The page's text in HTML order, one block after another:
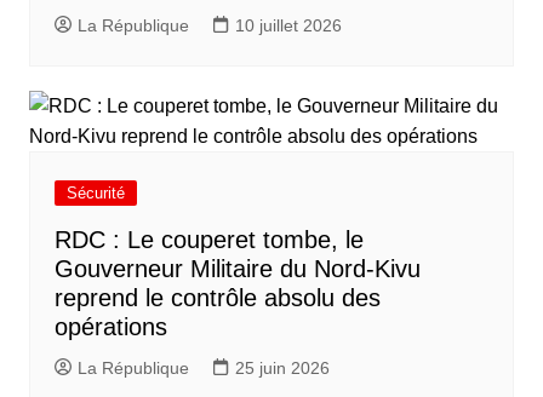
La République 10 juillet 2026
Sécurité
RDC : Le couperet tombe, le
Gouverneur Militaire du Nord-Kivu
reprend le contrôle absolu des
opérations
La République 25 juin 2026